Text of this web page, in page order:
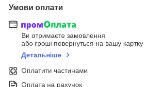
Умови оплати
Ви отримаєте замовлення
або гроші повернуться на вашу картку
Детальніше
Оплатити частинами
Оплата на рахунок